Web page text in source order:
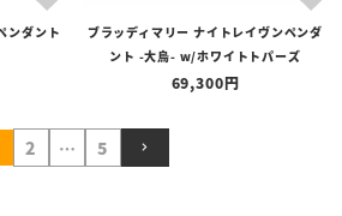
ンダント
ブラッディマリー ナイトレイヴンペンダ
ント -大烏- w/ホワイトトパーズ
69,300
2 … 5